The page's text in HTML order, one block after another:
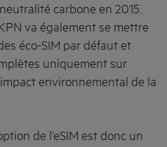
carbone en 2015.
va également se mettre
éco-SIM par défaut et
uniquement sur
environnemental de la
de l’eSIM est donc un